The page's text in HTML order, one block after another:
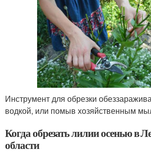
Инструмент для обрезки
водкой, или помыв хозяйственным
Когда обрезать лилии осенью в
области